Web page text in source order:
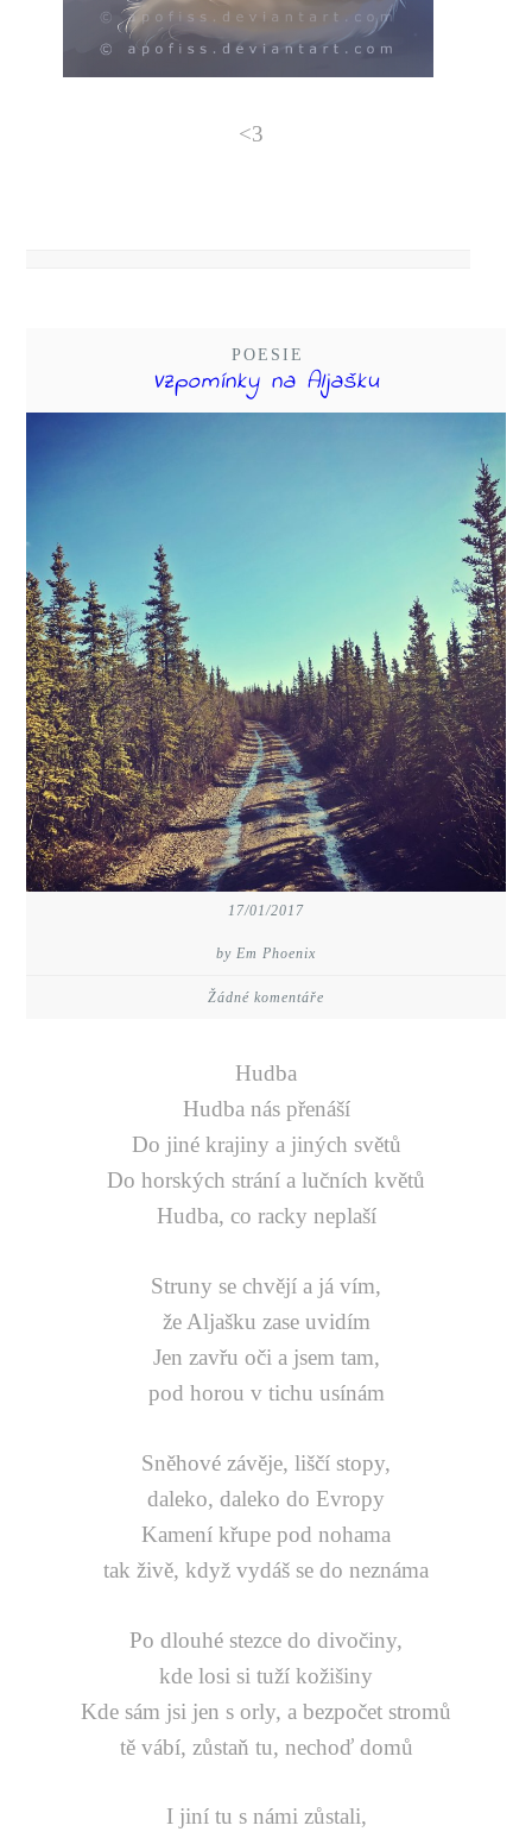
<3
POESIE
Vzpomínky na Aljašku
17/01/2017
by Em Phoenix
Žádné komentáře
Hudba
Hudba nás přenáší
Do jiné krajiny a jiných světů
Do horských strání a lučních květů
Hudba, co racky neplaší
Struny se chvějí a já vím,
že Aljašku zase uvidím
Jen zavřu oči a jsem tam,
pod horou v tichu usínám
Sněhové závěje, liščí stopy,
daleko, daleko do Evropy
Kamení křupe pod nohama
tak živě, když vydáš se do neznáma
Po dlouhé stezce do divočiny,
kde losi si tuží kožišiny
Kde sám jsi jen s orly, a bezpočet stromů
tě vábí, zůstaň tu, nechoď domů
I jiní tu s námi zůstali,